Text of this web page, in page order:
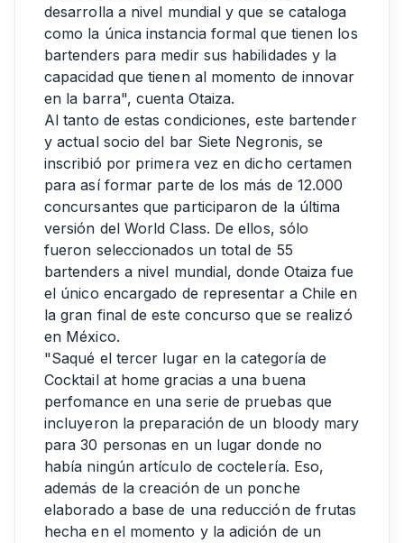
desarrolla a nivel mundial y que se cataloga
como la única instancia formal que tienen los
bartenders para medir sus habilidades y la
capacidad que tienen al momento de innovar
en la barra", cuenta Otaiza.
Al tanto de estas condiciones, este bartender
y actual socio del bar Siete Negronis, se
inscribió por primera vez en dicho certamen
para así formar parte de los más de 12.000
concursantes que participaron de la última
versión del World Class. De ellos, sólo
fueron seleccionados un total de 55
bartenders a nivel mundial, donde Otaiza fue
el único encargado de representar a Chile en
la gran final de este concurso que se realizó
en México.
"Saqué el tercer lugar en la categoría de
Cocktail at home gracias a una buena
perfomance en una serie de pruebas que
incluyeron la preparación de un bloody mary
para 30 personas en un lugar donde no
había ningún artículo de coctelería. Eso,
además de la creación de un ponche
elaborado a base de una reducción de frutas
hecha en el momento y la adición de un